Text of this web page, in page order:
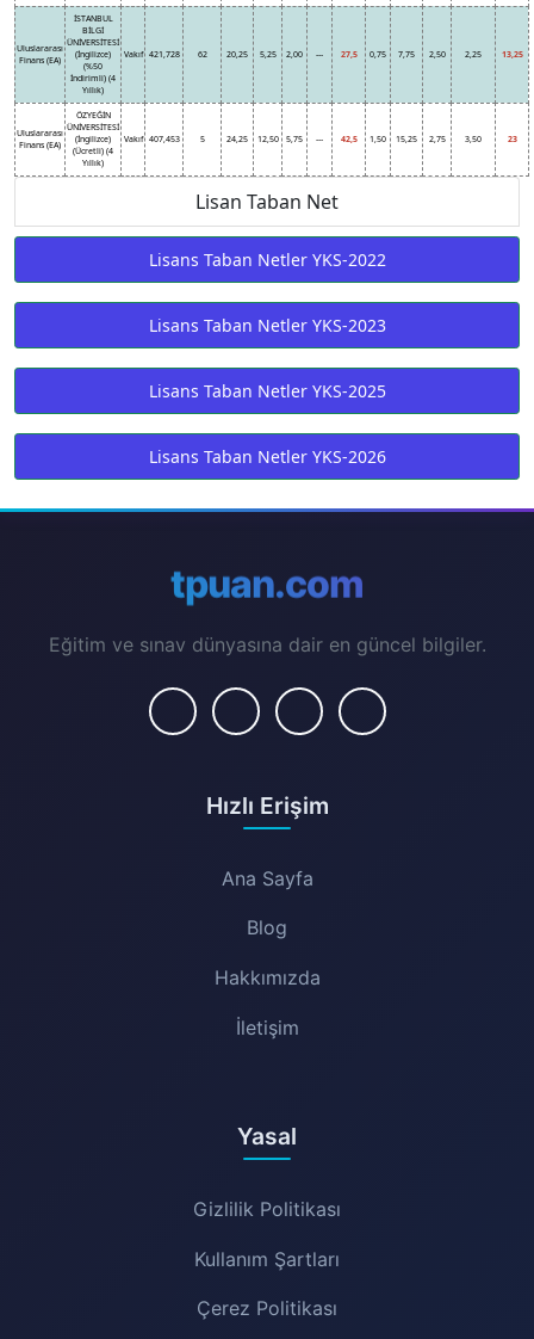
Uluslararası
Finans (EA)
İSTANBUL
BİLGİ
ÜNİVERSİTESİ
(İngilizce)
(%50
İndirimli) (4
Yıllık)
Vakıf 421,728 62 20,25 5,25 2,00 --- 27,5 0,75 7,75 2,50 2,25 13,25
Uluslararası
Finans (EA)
ÖZYEĞİN
ÜNİVERSİTESİ
(İngilizce)
(Ücretli) (4
Yıllık)
Vakıf 407,453 5 24,25 12,50 5,75 --- 42,5 1,50 15,25 2,75 3,50 23
Lisan Taban Net
Lisans Taban Netler YKS-2022
Lisans Taban Netler YKS-2023
Lisans Taban Netler YKS-2025
Lisans Taban Netler YKS-2026
tpuan.com
Eğitim ve sınav dünyasına dair en güncel bilgiler.
Hızlı Erişim
Ana Sayfa
Blog
Hakkımızda
İletişim
Yasal
Gizlilik Politikası
Kullanım Şartları
Çerez Politikası